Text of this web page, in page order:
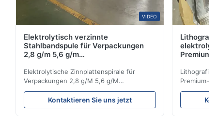
VIDEO
Elektrolytisch verzinnte
Stahlbandspule für Verpackungen
2,8 g/m 5,6 g/m
Elektrolytische Zinnplattenspirale für
Verpackungen 2,8 g/M 5,6 g/M
Beschichtungsmöglichkeiten SPTE TFS
Elektrolytische Zinnplatten-Spule für
Verpackungen - 2,8/2,8 & 5,6/5,6 g/m
Kontaktieren Sie uns jetzt
Premium-
mm
stellt eine
dar, die für